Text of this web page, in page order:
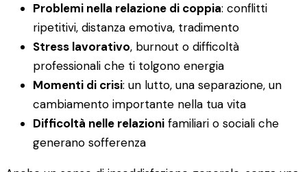
Problemi nella relazione di coppia: conflitti
ripetitivi, distanza emotiva, tradimento
Stress lavorativo, burnout o difficoltà
professionali che ti tolgono energia
Momenti di crisi: un lutto, una separazione, un
cambiamento importante nella tua vita
Difficoltà nelle relazioni familiari o sociali che
generano sofferenza